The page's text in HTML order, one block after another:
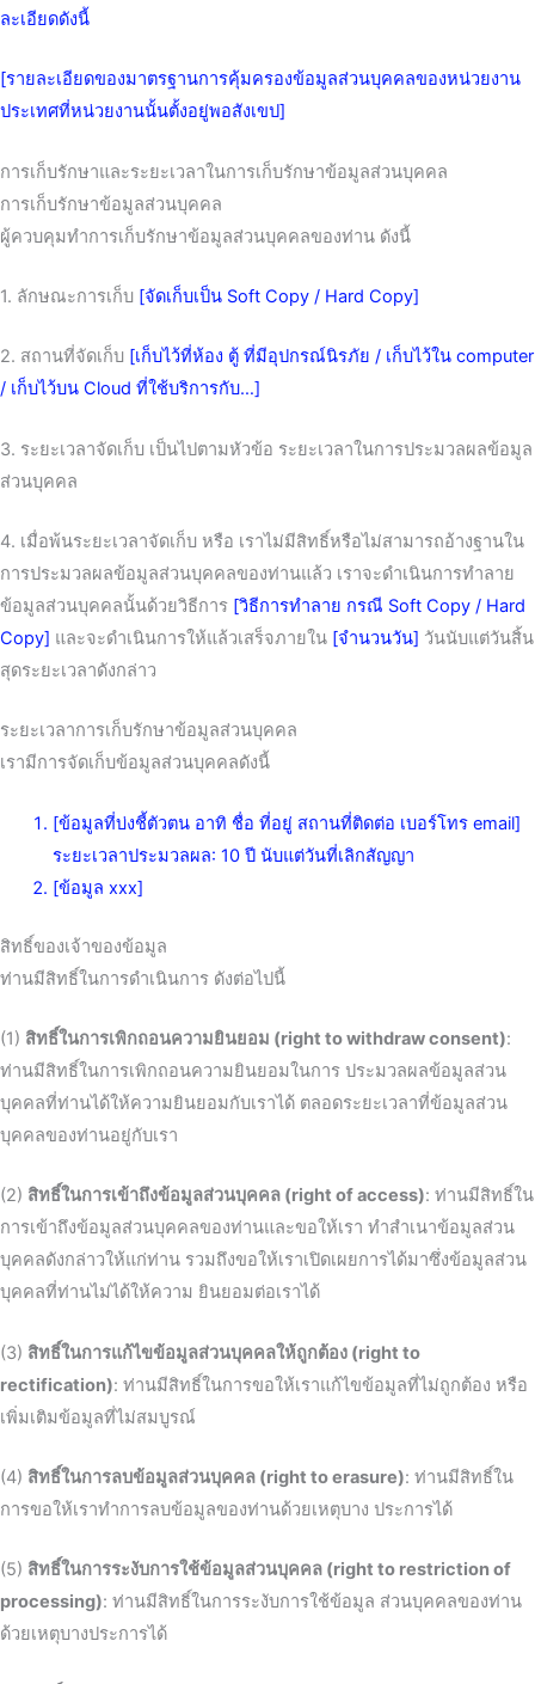
ละเอียดดังนี้
[รายละเอียดของมาตรฐานการคุ้มครองข้อมูลส่วนบุคคลของหน่วยงาน
ประเทศที่หน่วยงานนั้นตั้งอยู่พอสังเขป]
การเก็บรักษาและระยะเวลาในการเก็บรักษาข้อมูลส่วนบุคคล
การเก็บรักษาข้อมูลส่วนบุคคล
ผู้ควบคุมทำการเก็บรักษาข้อมูลส่วนบุคคลของท่าน ดังนี้
1. ลักษณะการเก็บ [จัดเก็บเป็น Soft Copy / Hard Copy]
2. สถานที่จัดเก็บ [เก็บไว้ที่ห้อง ตู้ ที่มีอุปกรณ์นิรภัย / เก็บไว้ใน computer
/ เก็บไว้บน Cloud ที่ใช้บริการกับ…]
3. ระยะเวลาจัดเก็บ เป็นไปตามหัวข้อ ระยะเวลาในการประมวลผลข้อมูล
ส่วนบุคคล
4. เมื่อพ้นระยะเวลาจัดเก็บ หรือ เราไม่มีสิทธิ์หรือไม่สามารถอ้างฐานใน
การประมวลผลข้อมูลส่วนบุคคลของท่านแล้ว เราจะดำเนินการทำลาย
ข้อมูลส่วนบุคคลนั้นด้วยวิธีการ [วิธีการทำลาย กรณี Soft Copy / Hard
Copy] และจะดำเนินการให้แล้วเสร็จภายใน [จำนวนวัน] วันนับแต่วันสิ้น
สุดระยะเวลาดังกล่าว
ระยะเวลาการเก็บรักษาข้อมูลส่วนบุคคล
เรามีการจัดเก็บข้อมูลส่วนบุคคลดังนี้
[ข้อมูลที่บ่งชี้ตัวตน อาทิ ชื่อ ที่อยู่ สถานที่ติดต่อ เบอร์โทร email]
ระยะเวลาประมวลผล: 10 ปี นับแต่วันที่เลิกสัญญา
[ข้อมูล xxx]
สิทธิ์ของเจ้าของข้อมูล
ท่านมีสิทธิ์ในการดำเนินการ ดังต่อไปนี้
(1) สิทธิ์ในการเพิกถอนความยินยอม (right to withdraw consent):
ท่านมีสิทธิ์ในการเพิกถอนความยินยอมในการ ประมวลผลข้อมูลส่วน
บุคคลที่ท่านได้ให้ความยินยอมกับเราได้ ตลอดระยะเวลาที่ข้อมูลส่วน
บุคคลของท่านอยู่กับเรา
(2) สิทธิ์ในการเข้าถึงข้อมูลส่วนบุคคล (right of access): ท่านมีสิทธิ์ใน
การเข้าถึงข้อมูลส่วนบุคคลของท่านและขอให้เรา ทำสำเนาข้อมูลส่วน
บุคคลดังกล่าวให้แก่ท่าน รวมถึงขอให้เราเปิดเผยการได้มาซึ่งข้อมูลส่วน
บุคคลที่ท่านไม่ได้ให้ความ ยินยอมต่อเราได้
(3) สิทธิ์ในการแก้ไขข้อมูลส่วนบุคคลให้ถูกต้อง (right to
rectification): ท่านมีสิทธิ์ในการขอให้เราแก้ไขข้อมูลที่ไม่ถูกต้อง หรือ
เพิ่มเติมข้อมูลที่ไม่สมบูรณ์
(4) สิทธิ์ในการลบข้อมูลส่วนบุคคล (right to erasure): ท่านมีสิทธิ์ใน
การขอให้เราทำการลบข้อมูลของท่านด้วยเหตุบาง ประการได้
(5) สิทธิ์ในการระงับการใช้ข้อมูลส่วนบุคคล (right to restriction of
processing): ท่านมีสิทธิ์ในการระงับการใช้ข้อมูล ส่วนบุคคลของท่าน
ด้วยเหตุบางประการได้